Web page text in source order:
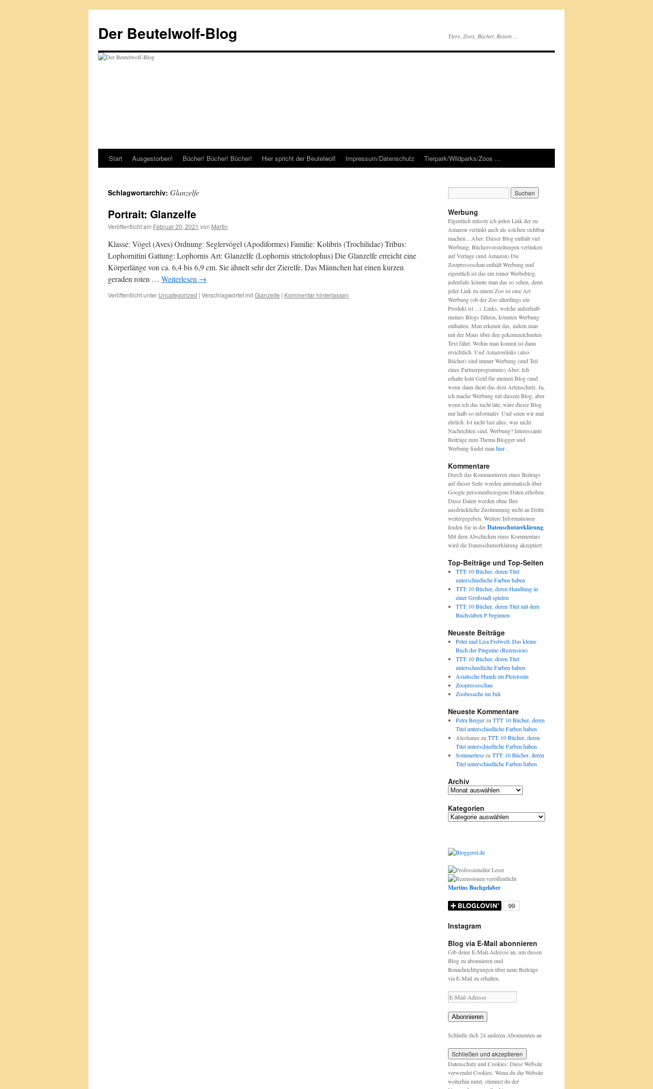
springen
Der Beutelwolf-Blog Tiere, Zoos, Bücher, Reisen …
Start Ausgestorben! Bücher! Bücher! Bücher! Hier spricht der Beutelwolf Impressum/Datenschutz Tierpark/Wildparks/Zoos …
Schlagwortarchiv: Glanzelfe
Portrait: Glanzelfe
Veröffentlicht am Februar 20, 2021 von Martin
Klasse: Vögel (Aves) Ordnung: Seglervögel (Apodiformes) Familie: Kolibris (Trochilidae) Tribus:
Lophornitini Gattung: Lophornis Art: Glanzelfe (Lophornis strictolophus) Die Glanzelfe erreicht eine
Körperlänge von ca. 6,4 bis 6,9 cm. Sie ähnelt sehr der Zierelfe. Das Männchen hat einen kurzen
geraden roten … Weiterlesen →
Veröffentlicht unter Uncategorized | Verschlagwortet mitGlanzelfe | Kommentar hinterlassen
Werbung
Eigentlich müsste ich jeden Link der zu
Amazon verlinkt auch als solchen sichtbar
machen... Aber: Dieser Blog enthält viel
Werbung. Büchervorstellungen verlinken
auf Verlage (und Amazon) Die
Zoopresseschau enthält Werbung und
eigentlich ist das ein reiner Werbeblog,
jedenfalls könnte man das so sehen, denn
jeder Link zu einem Zoo ist eine Art
Werbung (ob der Zoo allerdings ein
Produkt ist ...). Links, welche außerhalb
meines Blogs führen, könnten Werbung
enthalten. Man erkennt das, indem man
mit der Maus über den gekennzeichneten
Text fährt. Wohin man kommt ist dann
ersichtlich. Und Amazonlinks (also
Bücher) sind immer Werbung (und Teil
eines Partnerprogramms) Aber: Ich
erhalte kein Geld für meinen Blog (und
wenn dann dient das dem Artenschutz. Ja,
ich mache Werbung mit diesem Blog, aber
wenn ich das nicht täte, wäre dieser Blog
nur halb so informativ. Und seien wir mal
ehrlich: Ist nicht fast alles, was nicht
Nachrichten sind, Werbung? Interessante
Beiträge zum Thema Blogger und
Werbung findet man hier .
Kommentare
Durch das Kommentieren eines Beitrags
auf dieser Seite werden automatisch über
Google personenbezogene Daten erhoben.
Diese Daten werden ohne Ihre
ausdrückliche Zustimmung nicht an Dritte
weitergegeben. Weitere Informationen
finden Sie in derDatenschutzerklärung.
Mit dem Abschicken eines Kommentars
wird die Datenschutzerklärung akzeptiert.
Top-Beiträge und Top-Seiten
TTT: 10 Bücher, deren Titel
unterschiedliche Farben haben
TTT: 10 Bücher, deren Handlung in
einer Großstadt spielen
TTT: 10 Bücher, deren Titel mit dem
Buchstaben P beginnen
Neueste Beiträge
Peter und Lisa Fretwell: Das kleine
Buch der Pinguine (Rezension)
TTT: 10 Bücher, deren Titel
unterschiedliche Farben haben
Asiatische Hunde im Pleistozän
Zoopresseschau
Zoobesuche im Juli
Neueste Kommentare
Petra Bergerzu TTT: 10 Bücher, deren
Titel unterschiedliche Farben haben
Aleshaneezu TTT: 10 Bücher, deren
Titel unterschiedliche Farben haben
Sommerlesezu TTT: 10 Bücher, deren
Titel unterschiedliche Farben haben
Archiv
A
cKategorien
K
g
r
i
e
Martins Buchgelaber
Instagram
o
n
n
e
r
a
g
i
t
B
ü
c
h
e
t
w
a
s
b
n
t
a
b
r
.
.
.
.
P
a
p
p
y
B
r
t
h
d
y
D
a
v
i
d
t
t
p
s
:
w
w
w
n
a
b
u
.
d
t
t
p
s
:
w
w
w
n
a
b
u
.
d
Blog via E-Mail abonnieren
Gib deine E-Mail-Adresse an, um diesen
Blog zu abonnieren und
Benachrichtigungen über neue Beiträge
via E-Mail zu erhalten.
E
-
M
a
l
-
A
d
r
e
Abonnieren
Schließe dich 24 anderen Abonnenten an
Datenschutz und Cookies: Diese Website
verwendet Cookies. Wenn du die Website
weiterhin nutzt, stimmst du der